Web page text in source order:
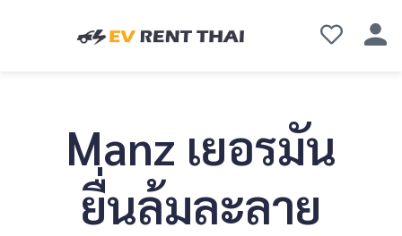
Manz เยอรมัน
ยื่นล้มละลาย